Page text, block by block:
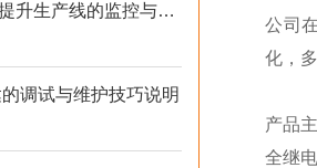
EGE传感器如何提升生产线的监控与管理效率？
调试与维护技巧说明
公司
化，
产品
全继